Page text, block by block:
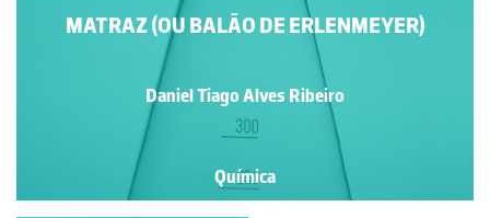
MATRAZ (OU BALÃO DE ERLENMEYER)
Daniel Tiago Alves Ribeiro
Química